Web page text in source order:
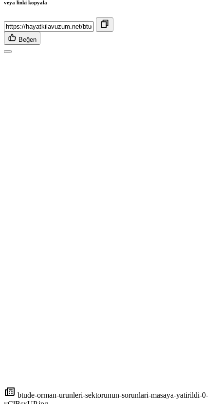
veya linki kopyala
Beğen
btude-orman-urunleri-sektorunun-sorunlari-masaya-yatirildi-0-